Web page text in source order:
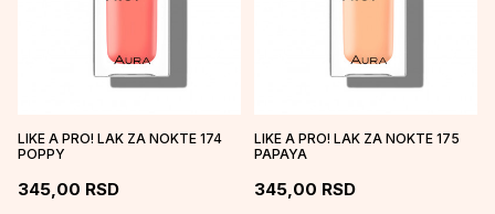
LIKE A PRO! LAK ZA NOKTE 174
POPPY
345,00 RSD
LIKE A PRO! LAK ZA NOKTE 175
PAPAYA
345,00 RSD